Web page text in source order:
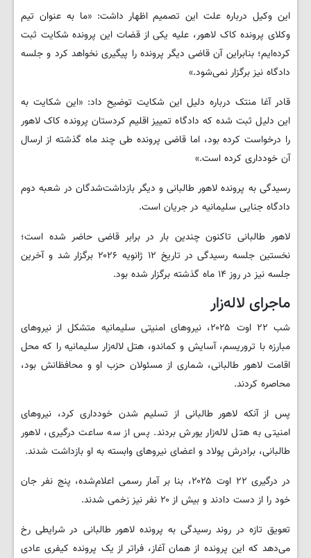
این وکیل درباره علت این تصمیم اظهار داشت: «ما به عنوان تیم
وکلای پرونده کاک لاهور، علیه یکی از قضات این پرونده شکایت ثبت
کرده‌ایم؛ بنابراین آن قاضی دیگر پرونده را پیگیری نخواهد کرد و جلسه
دادگاه نیز برگزار نمی‌شود.»
قادر آغا منتک درباره دلیل این شکایت توضیح داد: «این شکایت به
این دلیل ثبت شده که دادگاه تمییز اقلیم کردستان پرونده کاک لاهور
را درخواست کرده بود، اما قاضی پرونده طی چند ماه گذشته از ارسال
آن خودداری کرده است.»
رسیدگی به پرونده لاهور طالبانی و دیگر بازداشت‌شدگان در شعبه دوم
دادگاه جنایی سلیمانیه در جریان است.
لاهور طالبانی تاکنون چندین بار در برابر قاضی حاضر شده است؛
نخستین جلسه رسیدگی در تاریخ ۱۲ ژانویه ۲۰۲۶ برگزار شد و آخرین
جلسه نیز در روز ۱۴ ماه گذشته برگزار شده بود.
ماجرای لاله‌زار
شب ۲۲ اوت ۲۰۲۵، نیروهای امنیتی سلیمانیه متشکل از نیروهای
مبارزه با تروریسم، آسایش و کماندو، هتل لاله‌زار سلیمانیه را که محل
اقامت لاهور طالبانی، شماری از مسئولان حزب او و محافظانش بود،
محاصره کردند.
پس از آنکه لاهور طالبانی از تسلیم شدن خودداری کرد، نیروهای
امنیتی به هتل لاله‌زار یورش بردند. پس از سه ساعت درگیری، لاهور
طالبانی، برادرش پولاد و اعضای نیروهای وابسته به او بازداشت شدند.
در درگیری ۲۲ اوت ۲۰۲۵، بنا بر آمار رسمی اعلام‌شده، پنج نفر جان
خود را از دست دادند و بیش از ۲۰ نفر نیز زخمی شدند.
تعویق تازه در روند رسیدگی به پرونده لاهور طالبانی در شرایطی رخ
می‌دهد که این پرونده از همان آغاز، فراتر از یک پرونده کیفری عادی